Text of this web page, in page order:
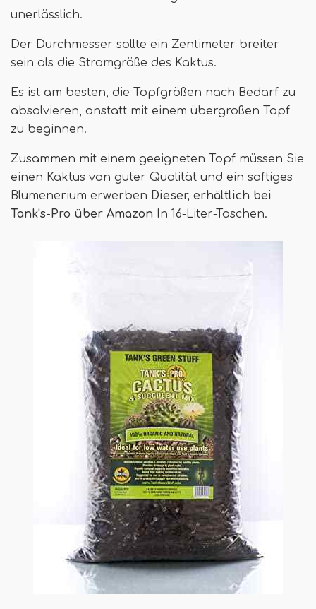
unerlässlich.
Der Durchmesser sollte ein Zentimeter breiter
sein als die Stromgröße des Kaktus.
Es ist am besten, die Topfgrößen nach Bedarf zu
absolvieren, anstatt mit einem übergroßen Topf
zu beginnen.
Zusammen mit einem geeigneten Topf müssen Sie
einen Kaktus von guter Qualität und ein saftiges
Blumenerium erwerben Dieser, erhältlich bei
Tank's-Pro über Amazon In 16-Liter-Taschen.